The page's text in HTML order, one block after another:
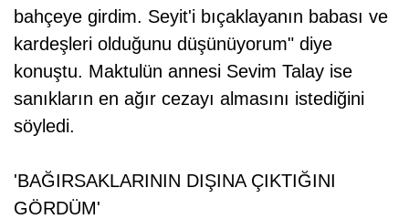
bahçeye girdim. Seyit'i bıçaklayanın babası ve
kardeşleri olduğunu düşünüyorum" diye
konuştu. Maktulün annesi Sevim Talay ise
sanıkların en ağır cezayı almasını istediğini
söyledi.
'BAĞIRSAKLARININ DIŞINA ÇIKTIĞINI
GÖRDÜM'